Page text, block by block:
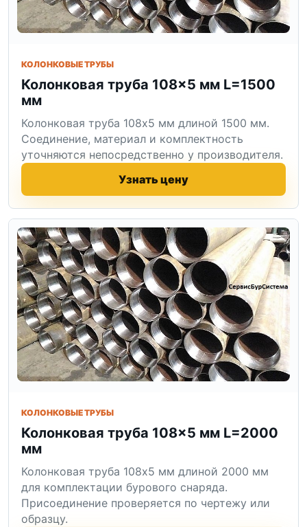
КОЛОНКОВЫЕ ТРУБЫ
Колонковая труба 108×5 мм L=1500
мм
Колонковая труба 108x5 мм длиной 1500 мм.
Соединение, материал и комплектность
уточняются непосредственно у производителя.
Узнать цену
КОЛОНКОВЫЕ ТРУБЫ
Колонковая труба 108×5 мм L=2000
мм
Колонковая труба 108x5 мм длиной 2000 мм
для комплектации бурового снаряда.
Присоединение проверяется по чертежу или
образцу.